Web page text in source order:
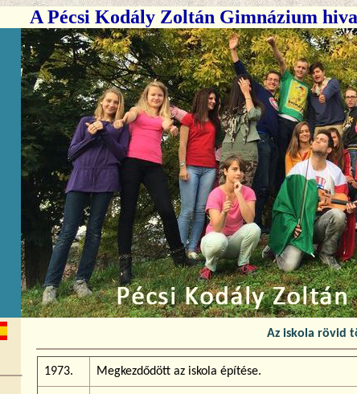
A Pécsi Kodály Zoltán Gimnázium
Az iskola rövid
1973. Megkezdődött az iskola építése.